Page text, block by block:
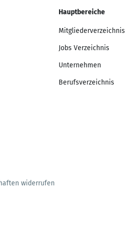
Hauptbereiche
Mitgliederverzeichnis
Jobs Verzeichnis
Unternehmen
Berufsverzeichnis
widerrufen